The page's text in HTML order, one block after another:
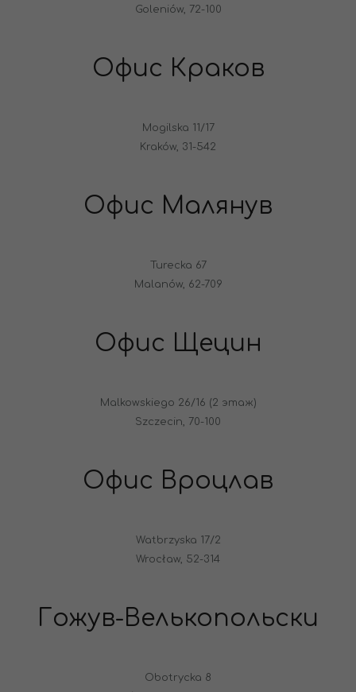
Goleniów, 72-100
Офис Краков
Mogilska 11/17
Kraków, 31-542
Офис Малянув
Turecka 67
Malanów, 62-709
Офис Щецин
Malkowskiego 26/16 (2 этаж)
Szczecin, 70-100
Офис Вроцлав
Watbrzyska 17/2
Wrocław, 52-314
Гожув-Велькопольски
Obotrycka 8